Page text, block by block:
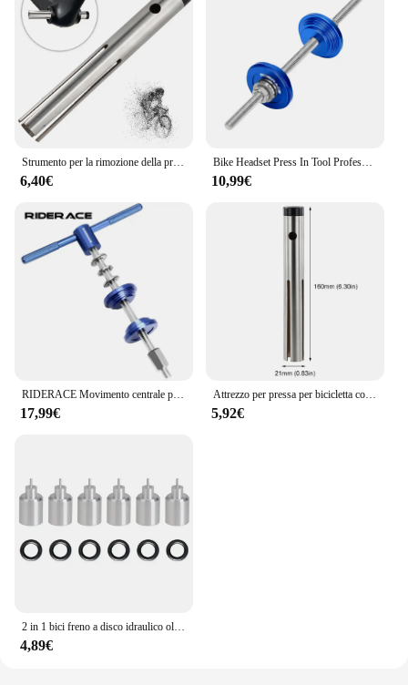
Strumento per la rimozione della pressa per bicicletta in acciaio Comodo strumento per la rimozione della BB con foro per appendere Pratico da usare Dispositivo per la rimozione dei cuscinetti della cuffia per professionisti
6,40€
Bike Headset Press In Tool Professional Bicycle Bottom Bracket Cup BB strumenti di installazione strumenti di riparazione per ciclismo per MTB Road
10,99€
RIDERACE Movimento centrale per bicicletta Strumenti di installazione BB Strumento per pressa per cuffie per mountain bike Lavorazione Strumenti di riparazione per ciclismo su strada MTB
17,99€
Attrezzo per pressa per bicicletta comodo strumento per guarnitura con cuscinetto a foro per appendere pratico da usare strumento per la rimozione di BB in acciaio per gli appassionati di bici
5,92€
2 in 1 bici freno a disco idraulico olio ago strumenti driver tubo taglierina cavo pinze connettore oliva inserto BH59 BH90 installazione pressa
4,89€